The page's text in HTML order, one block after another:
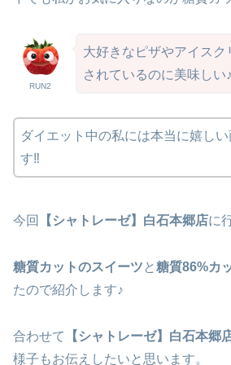
RUN2
大好きなピザやアイスク
されているのに美味しい♪
ダイエット中の私には本当に嬉し
す‼
今回 【シャトレーゼ】白石本郷店に
糖質カットのスイーツ と糖質86%カ
たので紹介します♪
合わせて 【シャトレーゼ】白石本郷
様子もお伝えしたいと思います。